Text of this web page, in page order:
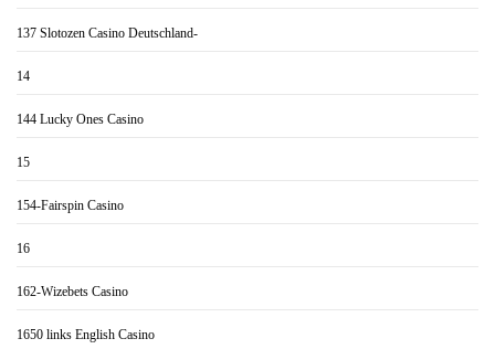
137 Slotozen Casino Deutschland-
14
144 Lucky Ones Casino
15
154-Fairspin Casino
16
162-Wizebets Casino
1650 links English Casino